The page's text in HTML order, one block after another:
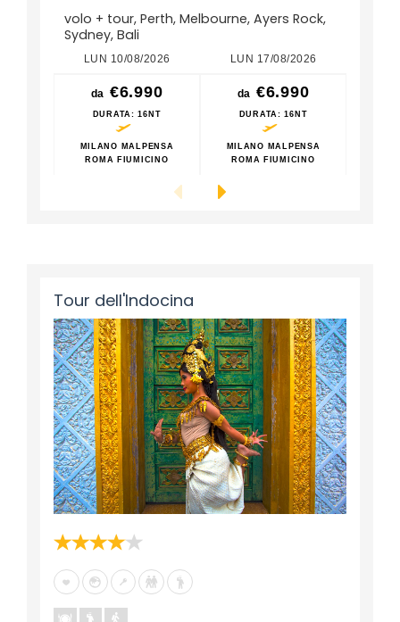
volo + tour, Perth, Melbourne, Ayers Rock,
Sydney, Bali
LUN 10/08/2026
da €6.990
DURATA : 16NT
MILANO MALPENSA
ROMA FIUMICINO
LUN 17/08/2026
da €6.990
DURATA : 16NT
MILANO MALPENSA
ROMA FIUMICINO
Tour dell'Indocina